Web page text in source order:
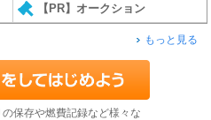
【PR】オークション
もっと見る
保存や燃費記録など様々な